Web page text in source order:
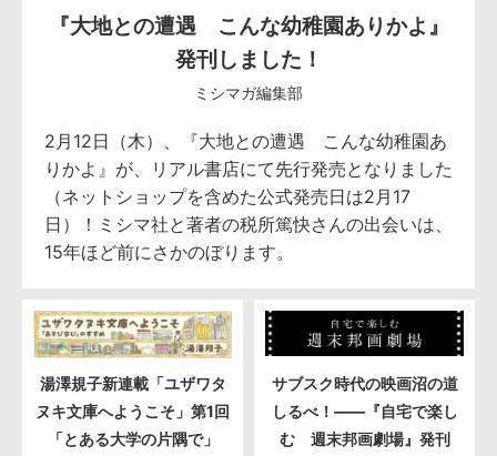
『大地との遭遇 こんな幼稚園ありかよ』
発刊しました！
ミシマガ編集部
2月12日（木）、『大地との遭遇 こんな幼稚園あ
りかよ』が、リアル書店にて先行発売となりました
（ネットショップを含めた公式発売日は2月17
日）！ミシマ社と著者の税所篤快さんの出会いは、
15年ほど前にさかのぼります。
湯澤規子新連載「ユザワタ
ヌキ文庫へようこそ」第1回
「とある大学の片隅で」
サブスク時代の映画沼の道
しるべ！――『自宅で楽し
む 週末邦画劇場』発刊